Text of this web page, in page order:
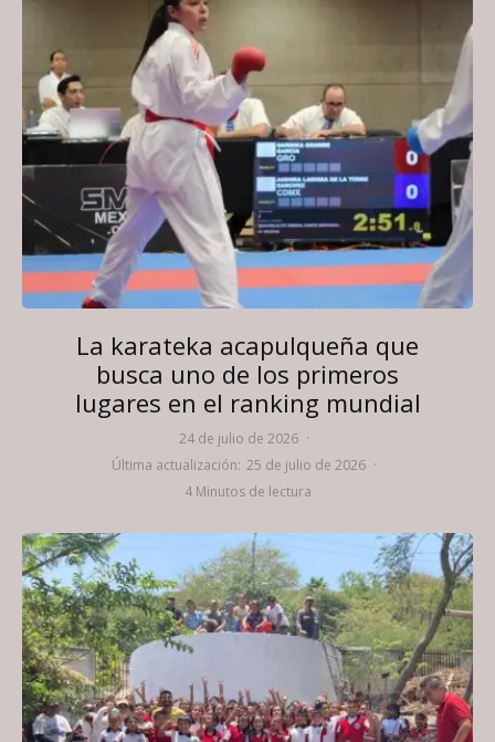
La karateka acapulqueña que
busca uno de los primeros
lugares en el ranking mundial
24 de julio de 2026 ·
Última actualización: 25 de julio de 2026 ·
4 Minutos de lectura